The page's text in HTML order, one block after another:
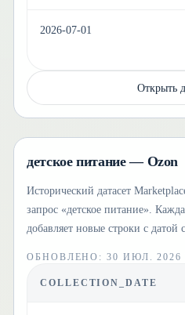
2026-07-01
Открыть
детское питание — Ozon
Исторический датасет
запрос «детское питание».
добавляет новые строки с датой
ОБНОВЛЕНО :30 ИЮЛ. 2026
COLLECTION_DATE